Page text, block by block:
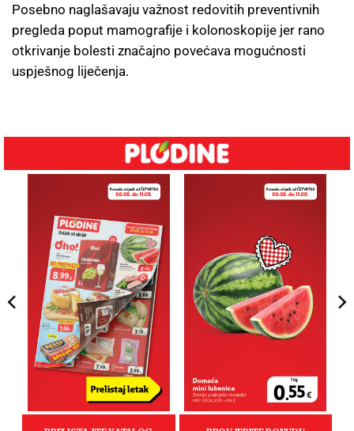
Posebno naglašavaju važnost redovitih preventivnih
pregleda poput mamografije i kolonoskopije jer rano
otkrivanje bolesti značajno povećava mogućnosti
uspješnog liječenja.